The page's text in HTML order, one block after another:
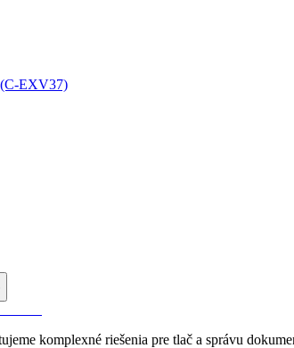
EXV37)
komplexné riešenia pre tlač a správu